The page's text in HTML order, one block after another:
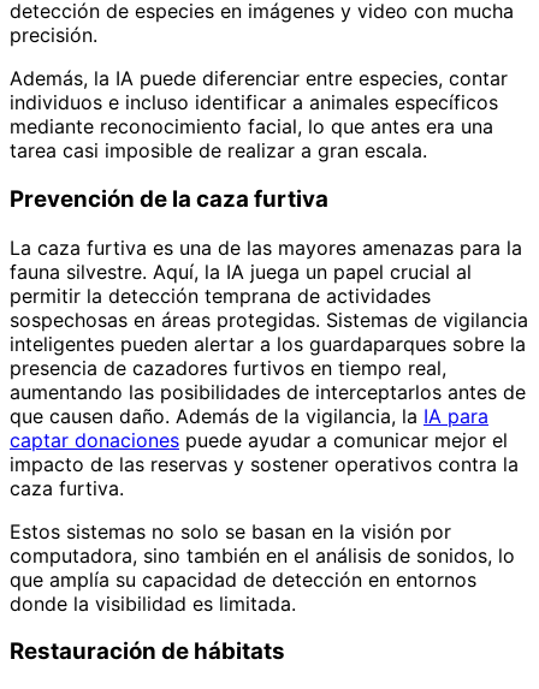
detección de especies en imágenes y video con mucha
precisión.
Además, la IA puede diferenciar entre especies, contar
individuos e incluso identificar a animales específicos
mediante reconocimiento facial, lo que antes era una
tarea casi imposible de realizar a gran escala.
Prevención de la caza furtiva
La caza furtiva es una de las mayores amenazas para la
fauna silvestre. Aquí, la IA juega un papel crucial al
permitir la detección temprana de actividades
sospechosas en áreas protegidas. Sistemas de vigilancia
inteligentes pueden alertar a los guardaparques sobre la
presencia de cazadores furtivos en tiempo real,
aumentando las posibilidades de interceptarlos antes de
que causen daño. Además de la vigilancia, la IA para
captar donaciones puede ayudar a comunicar mejor el
impacto de las reservas y sostener operativos contra la
caza furtiva.
Estos sistemas no solo se basan en la visión por
computadora, sino también en el análisis de sonidos, lo
que amplía su capacidad de detección en entornos
donde la visibilidad es limitada.
Restauración de hábitats